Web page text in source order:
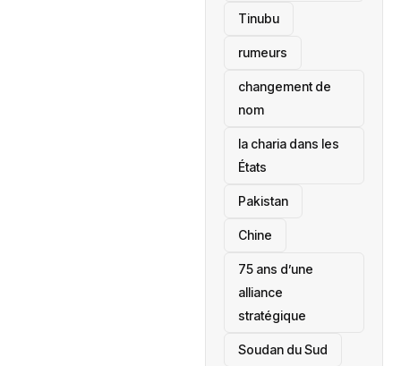
Tinubu
rumeurs
changement de
nom
la charia dans les
États
‎Pakistan
Chine
75 ans d’une
alliance
stratégique
‎Soudan du Sud